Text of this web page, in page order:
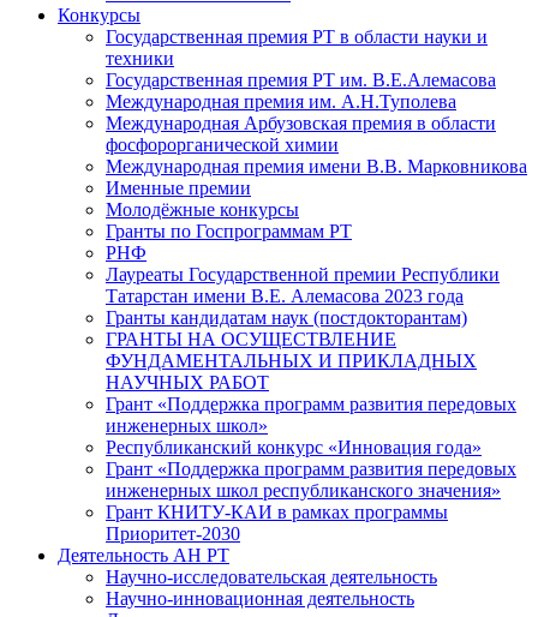
Конкурсы
Государственная премия РТ в области науки и
техники
Государственная премия РТ им. В.Е.Алемасова
Международная премия им. А.Н.Туполева
Международная Арбузовская премия в области
фосфорорганической химии
Международная премия имени В.В. Марковникова
Именные премии
Молодёжные конкурсы
Гранты по Госпрограммам РТ
РНФ
Лауреаты Государственной премии Республики
Татарстан имени В.Е. Алемасова 2023 года
Гранты кандидатам наук (постдокторантам)
ГРАНТЫ НА ОСУЩЕСТВЛЕНИЕ
ФУНДАМЕНТАЛЬНЫХ И ПРИКЛАДНЫХ
НАУЧНЫХ РАБОТ
Грант «Поддержка программ развития передовых
инженерных школ»
Республиканский конкурс «Инновация года»
Грант «Поддержка программ развития передовых
инженерных школ республиканского значения»
Грант КНИТУ-КАИ в рамках программы
Приоритет-2030
Деятельность АН РТ
Научно-исследовательская деятельность
Научно-инновационная деятельность